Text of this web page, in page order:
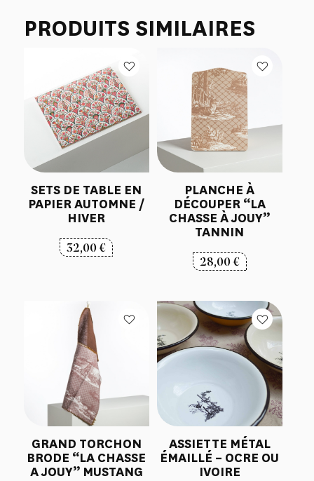
PRODUITS SIMILAIRES
SETS DE TABLE EN
PAPIER AUTOMNE /
HIVER
32,00€
PLANCHE À
DÉCOUPER “LA
CHASSE À JOUY”
TANNIN
28,00€
GRAND TORCHON
BRODE “LA CHASSE
A JOUY” MUSTANG
ASSIETTE MÉTAL
ÉMAILLÉ – OCRE OU
IVOIRE